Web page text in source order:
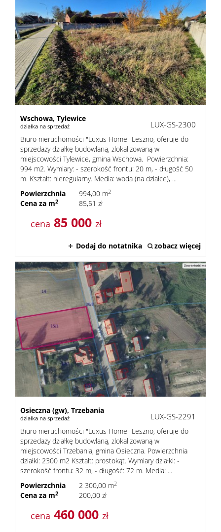
Wschowa, Tylewice
działka na sprzedaż LUX-GS-2300
Biuro nieruchomości "Luxus Home" Leszno, oferuje do
sprzedaży działkę budowlaną, zlokalizowaną w
miejscowości Tylewice, gmina Wschowa. Powierzchnia:
994 m2. Wymiary: - szerokość frontu: 20 m, - długość 50
m. Kształt: nieregularny. Media: woda (na działce), ...
Powierzchnia
994,00 m2
Cena za m2 85,51 zł
cena 85 000 zł
Dodaj do notatnika zobacz więcej
Osieczna (gw), Trzebania
działka na sprzedaż LUX-GS-2291
Biuro nieruchomości "Luxus Home" Leszno, oferuje do
sprzedaży działkę budowlaną, zlokalizowaną w
miejscowości Trzebania, gmina Osieczna. Powierzchnia
działki: 2300 m2 Kształt: prostokąt. Wymiary działki: -
szerokość frontu: 32 m, - długość: 72 m. Media: ...
Powierzchnia
2 300,00 m2
Cena za m2 200,00 zł
cena 460 000 zł